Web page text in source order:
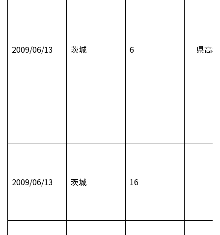
2009/06/13 茨城 6 県高
2009/06/13 茨城 16